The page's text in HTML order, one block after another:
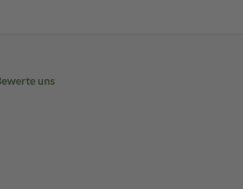
uns